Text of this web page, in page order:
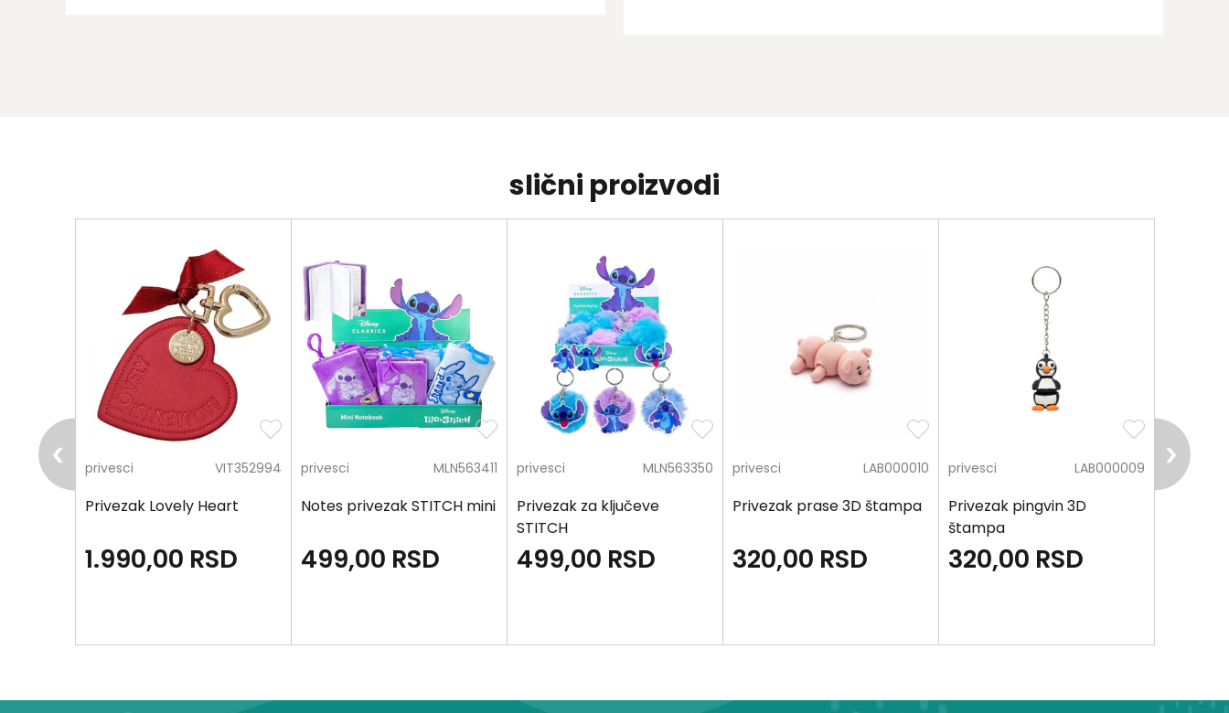
slični proizvodi
STA711256 privesci VIT352994
Privezak Lovely Heart
1.990,00 RSD
privesci MLN563411
Notes privezak STITCH mini
499,00 RSD
privesci MLN563350
Privezak za ključeve
STITCH
499,00 RSD
privesci LAB000010
Privezak prase 3D štampa
320,00 RSD
privesci LAB000009
Privezak pingvin 3D
štampa
320,00 RSD
privesci